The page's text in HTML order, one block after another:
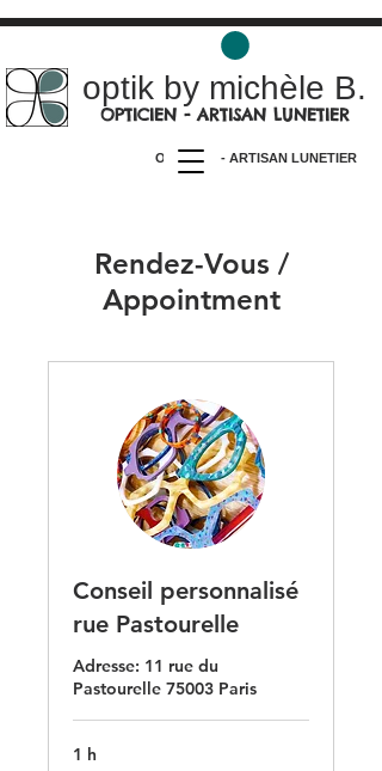
optik by michèle B.
OPTICIEN - ARTISAN LUNETIER
OPTICIEN - ARTISAN LUNETIER
Rendez-Vous /
Appointment
Conseil personnalisé
rue Pastourelle
Adresse: 11 rue du
Pastourelle 75003 Paris
1 h